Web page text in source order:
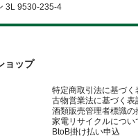
3L 9530-235-4
ョップ
特定商取引法に基づく
古物営業法に基づく表
酒類販売管理者標識の
家電リサイクルについ
BtoB掛け払い申込